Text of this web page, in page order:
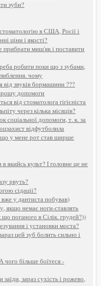
зуби?
в США, Росії і
ціни і якості?
прибрати миш'як і поставити
робити поки що з зубами,
чому
звуків бормашини ???
допомоги
від стоматолога гігієніста
через кілька місяців?
соціальної допомоги, т. к. за
відфутболила
що у мене рот став ширше
якийсь культ? І головне це не
рвуть?
сідаціі?
вже у дантиста побував)
якщо немає ноги-ставлять
поганого в Сілік. грудей?))
і установки моста?
цей зуб болить сильно і
чого більше боїтеся -
зараз сухість і рожево,